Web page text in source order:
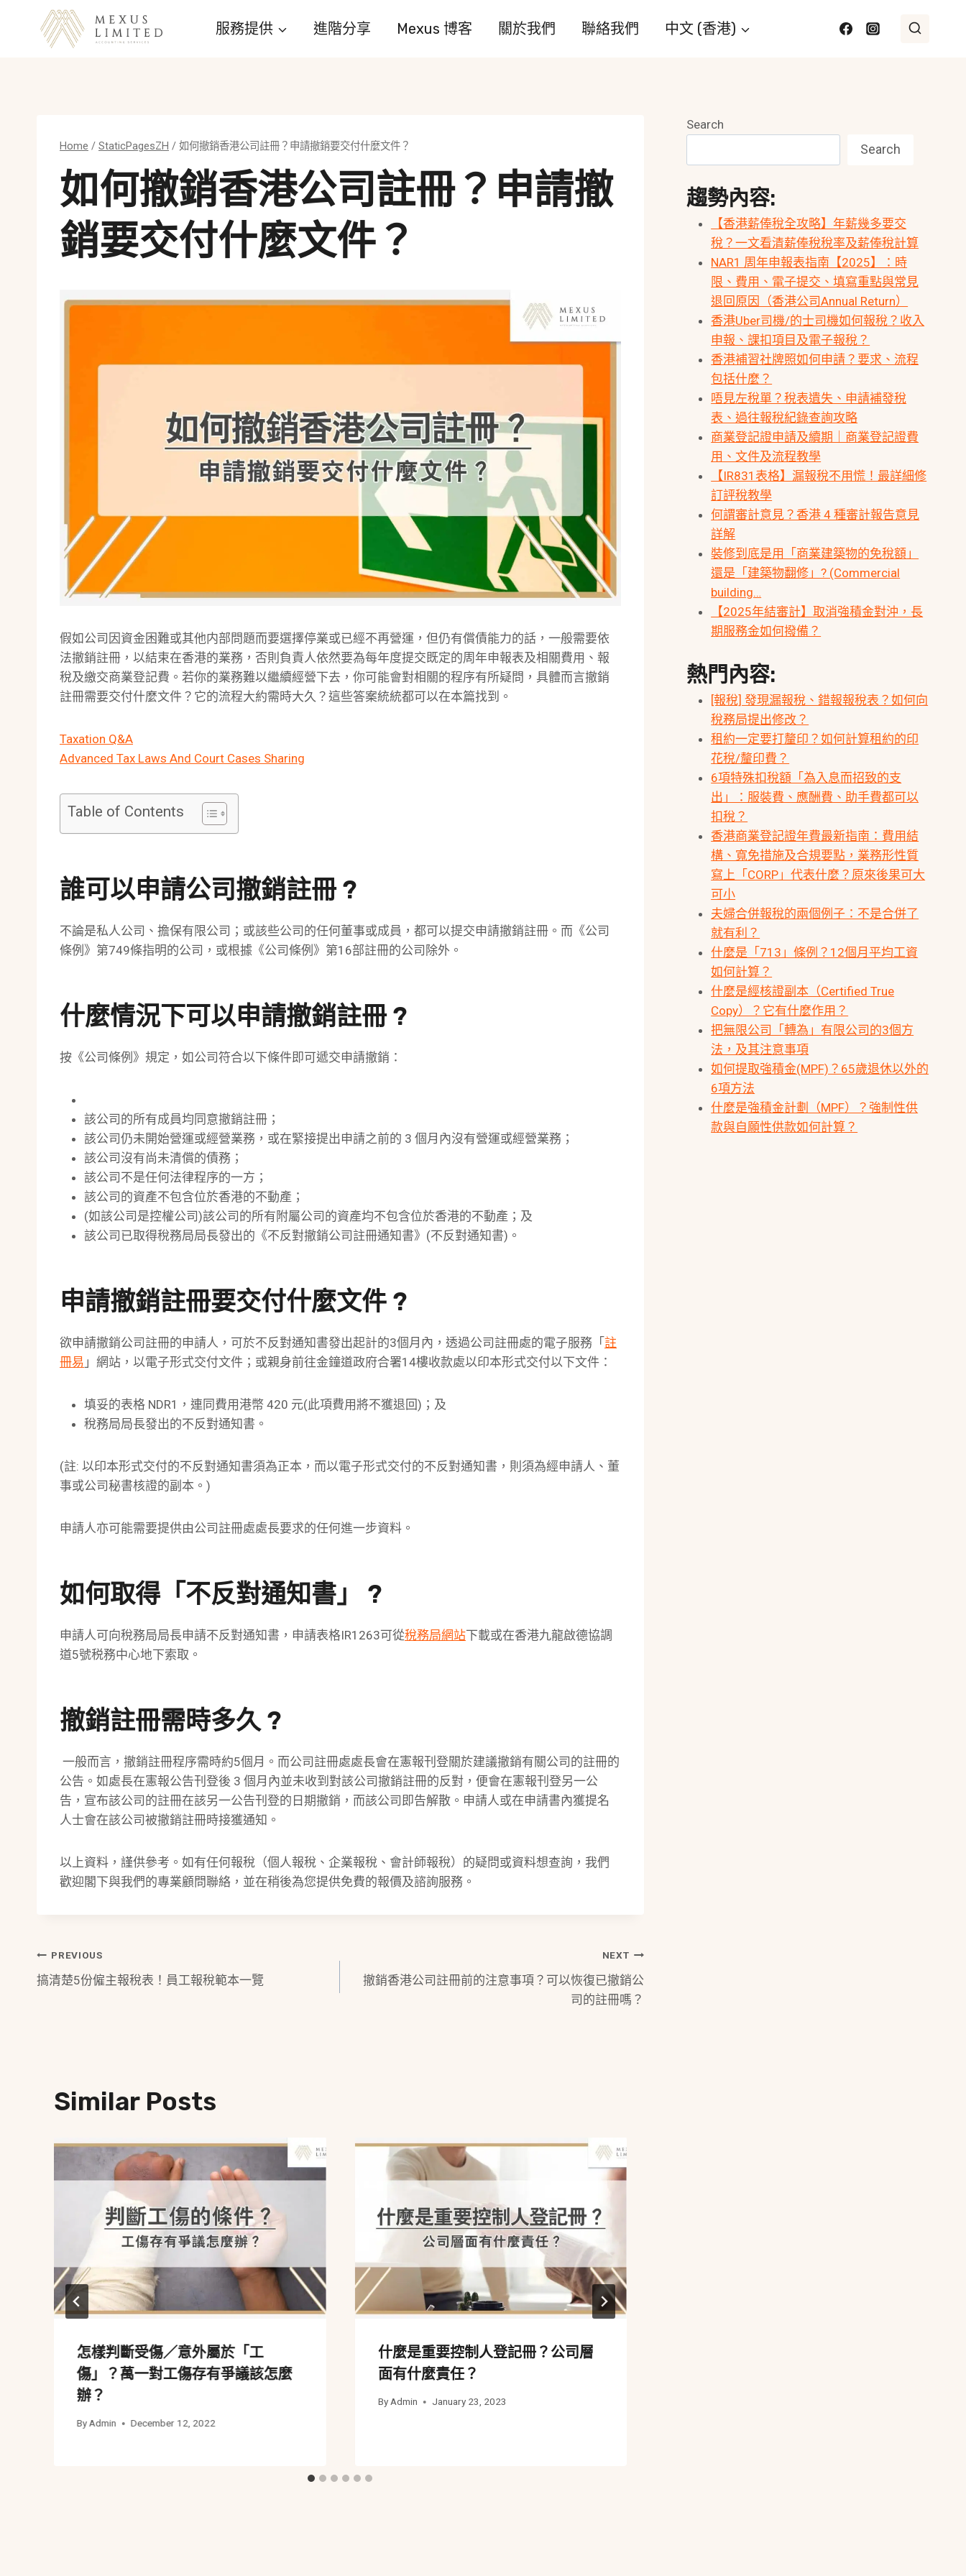
服務提供 進階分享 Mexus 博客 關於我們 聯絡我們 中文 (香港)
Home / StaticPagesZH / 如何撤銷香港公司註冊？申請撤銷要交付什麼文件？
如何撤銷香港公司註冊？申請撤
銷要交付什麼文件？
假如公司因資金困難或其他内部問題而要選擇停業或已經不再營運，但仍有償債能力的話，一般需要依
法撤銷註冊，以結束在香港的業務，否則負責人依然要為每年度提交既定的周年申報表及相關費用、報
稅及繳交商業登記費。若你的業務難以繼續經營下去，你可能會對相關的程序有所疑問，具體而言撤銷
註冊需要交付什麼文件？它的流程大約需時大久？這些答案統統都可以在本篇找到。
Taxation Q&A
Advanced Tax Laws And Court Cases Sharing
Table of Contents
誰可以申請公司撤銷註冊 ?
不論是私人公司、擔保有限公司；或該些公司的任何董事或成員，都可以提交申請撤銷註冊。而《公司
條例》第749條指明的公司，或根據《公司條例》第16部註冊的公司除外。
什麼情況下可以申請撤銷註冊 ?
按《公司條例》規定，如公司符合以下條件即可遞交申請撤銷：
該公司的所有成員均同意撤銷註冊；
該公司仍未開始營運或經營業務，或在緊接提出申請之前的 3 個月內沒有營運或經營業務；
該公司沒有尚未清償的債務；
該公司不是任何法律程序的一方；
該公司的資產不包含位於香港的不動產；
(如該公司是控權公司)該公司的所有附屬公司的資產均不包含位於香港的不動產；及
該公司已取得稅務局局長發出的《不反對撤銷公司註冊通知書》(不反對通知書)。
申請撤銷註冊要交付什麼文件 ?
欲申請撤銷公司註冊的申請人，可於不反對通知書發出起計的3個月內，透過公司註冊處的電子服務「註
冊易 」網站，以電子形式交付文件；或親身前往金鐘道政府合署14樓收款處以印本形式交付以下文件：
填妥的表格 NDR1，連同費用港幣 420 元(此項費用將不獲退回)；及
稅務局局長發出的不反對通知書。
(註: 以印本形式交付的不反對通知書須為正本，而以電子形式交付的不反對通知書，則須為經申請人、董
事或公司秘書核證的副本。)
申請人亦可能需要提供由公司註冊處處長要求的任何進一步資料。
如何取得「不反對通知書」 ?
申請人可向稅務局局長申請不反對通知書，申請表格IR1263可從稅務局網站下載或在香港九龍啟德協調
道5號税務中心地下索取。
撤銷註冊需時多久 ?
一般而言，撤銷註冊程序需時約5個月。而公司註冊處處長會在憲報刊登關於建議撤銷有關公司的註冊的
公告。如處長在憲報公告刊登後 3 個月內並未收到對該公司撤銷註冊的反對，便會在憲報刊登另一公
告，宣布該公司的註冊在該另一公告刊登的日期撤銷，而該公司即告解散。申請人或在申請書內獲提名
人士會在該公司被撤銷註冊時接獲通知。
以上資料，謹供參考。如有任何報稅（個人報稅、企業報稅、會計師報稅）的疑問或資料想查詢，我們
歡迎閣下與我們的專業顧問聯絡，並在稍後為您提供免費的報價及諮詢服務。
Post
PREVIOUS
搞清楚5份僱主報稅表！員工報稅範本一覽
NEXT
撤銷香港公司註冊前的注意事項？可以恢復已撤銷公
司的註冊嗎？
Similar Posts
怎樣判斷受傷／意外屬於「工
傷」？萬一對工傷存有爭議該怎麼
辦？
ByAdmin December 12, 2022
什麼是重要控制人登記冊？公司層
面有什麼責任？
By Admin January 23, 2023
Search
Search
趨勢內容:
【香港薪俸稅全攻略】年薪幾多要交
稅？一文看清薪俸稅稅率及薪俸稅計算
NAR1 周年申報表指南【2025】：時
限、費用、電子提交、填寫重點與常見
退回原因（香港公司Annual Return）
香港Uber司機/的士司機如何報稅？收入
申報、課扣項目及電子報稅？
香港補習社牌照如何申請？要求、流程
包括什麼？
唔見左稅單？稅表遺失、申請補發稅
表、過往報稅紀錄查詢攻略
商業登記證申請及續期｜商業登記證費
用、文件及流程教學
【IR831表格】漏報稅不用慌！最詳細修
訂評稅教學
何謂審計意見？香港 4 種審計報告意見
詳解
裝修到底是用「商業建築物的免稅額」
還是「建築物翻修」? (Commercial
building…
【2025年結審計】取消強積金對沖，長
期服務金如何撥備？
熱門內容:
[報稅] 發現漏報稅、錯報報稅表？如何向
稅務局提出修改？
租約一定要打釐印？如何計算租約的印
花稅/釐印費？
6項特殊扣稅額「為入息而招致的支
出」：服裝費、應酬費、助手費都可以
扣稅？
香港商業登記證年費最新指南：費用結
構、寬免措施及合規要點，業務形性質
寫上「CORP」代表什麼？原來後果可大
可小
夫婦合併報稅的兩個例子：不是合併了
就有利？
什麼是「713」條例？12個月平均工資
如何計算？
什麼是經核證副本（Certified True
Copy）？它有什麼作用？
把無限公司「轉為」有限公司的3個方
法，及其注意事項
如何提取強積金(MPF)？65歲退休以外的
6項方法
什麼是強積金計劃（MPF）？強制性供
款與自願性供款如何計算？